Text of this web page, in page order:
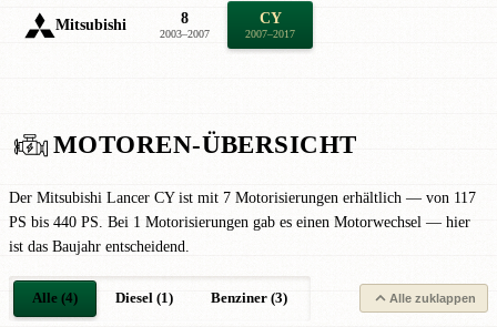
Mitsubishi 8
2003–2007
CY
2007–2017
MOTOREN-ÜBERSICHT
Der Mitsubishi Lancer CY ist mit 7 Motorisierungen erhältlich — von 117
PS bis 440 PS. Bei 1 Motorisierungen gab es einen Motorwechsel — hier
ist das Baujahr entscheidend.
Alle (4) Diesel (1) Benziner (3) Alle zuklappen